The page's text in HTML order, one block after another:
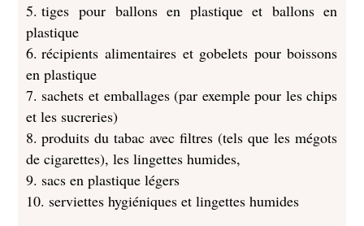
tiges pour ballons en plastique et ballons en
plastique
récipients alimentaires et gobelets pour boissons
en plastique
sachets et emballages (par exemple pour les chips
et les sucreries)
produits du tabac avec filtres (tels que les mégots
de cigarettes), les lingettes humides,
sacs en plastique légers
serviettes hygiéniques et lingettes humides